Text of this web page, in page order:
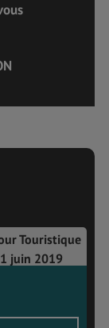
Touristique
juin 2019